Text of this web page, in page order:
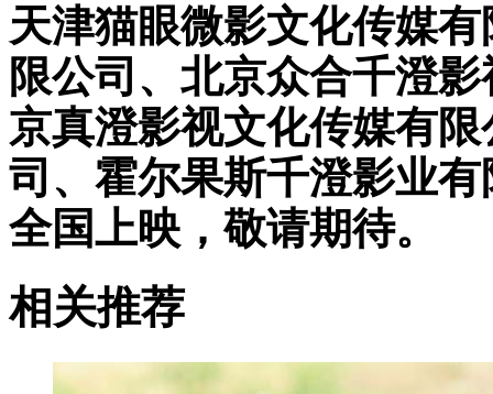
天津猫眼微影文化传媒
限公司、北京众合千澄
京真澄影视文化传媒有
司、霍尔果斯千澄影业
全国上映，敬请期待。
相关推荐